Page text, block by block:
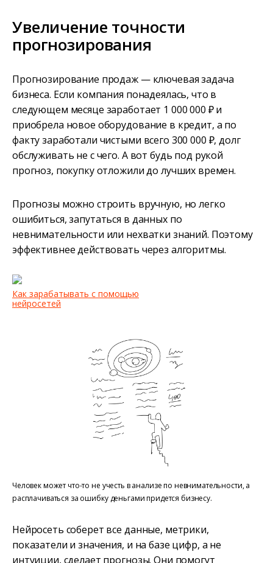
Увеличение точности
прогнозирования
Прогнозирование продаж — ключевая задача
бизнеса. Если компания понадеялась, что в
следующем месяце заработает 1 000 000 ₽ и
приобрела новое оборудование в кредит, а по
факту заработали чистыми всего 300 000 ₽, долг
обслуживать не с чего. А вот будь под рукой
прогноз, покупку отложили до лучших времен.
Прогнозы можно строить вручную, но легко
ошибиться, запутаться в данных по
невнимательности или нехватки знаний. Поэтому
эффективнее действовать через алгоритмы.
Как зарабатывать с помощью
нейросетей
Человек может что-то не учесть в анализе по невнимательности, а
расплачиваться за ошибку деньгами придется бизнесу.
Нейросеть соберет все данные, метрики,
показатели и значения, и на базе цифр, а не
интуиции, сделает прогнозы. Они помогут